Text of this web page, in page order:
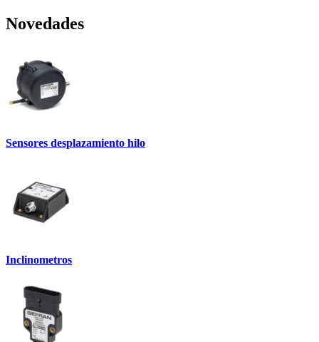
Novedades
Sensores desplazamiento hilo
Inclinometros